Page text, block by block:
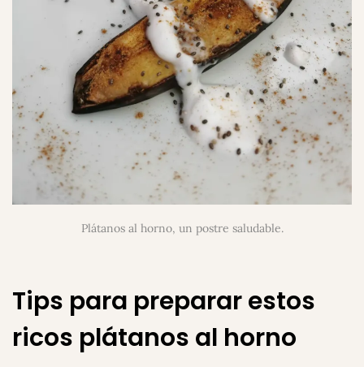
Plátanos al horno, un postre saludable.
Tips para preparar estos
ricos plátanos al horno